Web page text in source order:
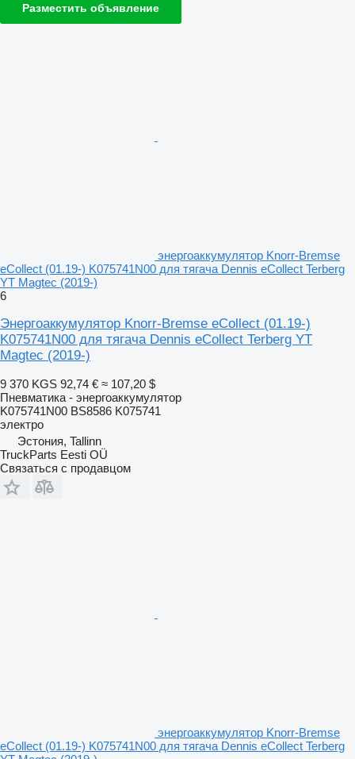
Разместить объявление
энергоаккумулятор Knorr-Bremse
eCollect (01.19-) K075741N00 для тягача Dennis eCollect Terberg
YT Magtec (2019-)
6
Энергоаккумулятор Knorr-Bremse eCollect (01.19-)
K075741N00 для тягача Dennis eCollect Terberg YT
Magtec (2019-)
9 370 KGS 92,74 € ≈ 107,20 $
Пневматика - энергоаккумулятор
K075741N00 BS8586 K075741
электро
Эстония, Tallinn
TruckParts Eesti OÜ
Связаться с продавцом
энергоаккумулятор Knorr-Bremse
eCollect (01.19-) K075741N00 для тягача Dennis eCollect Terberg